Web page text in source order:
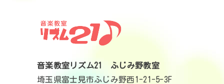
音楽教室リズム21 ふじみ野教室
埼玉県富士見市ふじみ野西1-21-5-3F